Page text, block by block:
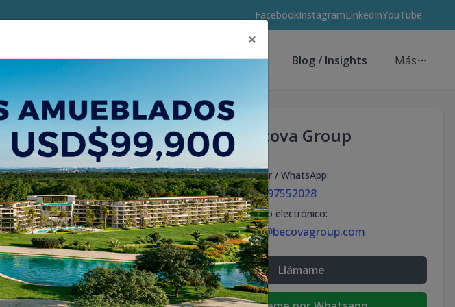
FacebookInstagramLinkedInYouTube
Guía de inversión Asesores de Inversión Blog / Insights Más
Becova Group
Celular / WhatsApp:
+18297552028
Correo electrónico:
info@becovagroup.com
Llámame
×